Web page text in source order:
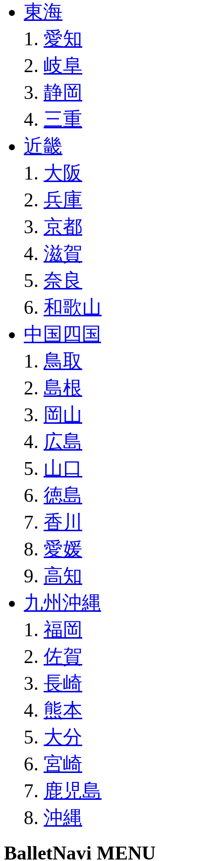
東海
愛知
岐阜
静岡
三重
近畿
大阪
兵庫
京都
滋賀
奈良
和歌山
中国四国
鳥取
島根
岡山
広島
山口
徳島
香川
愛媛
高知
九州沖縄
福岡
佐賀
長崎
熊本
大分
宮崎
鹿児島
沖縄
BalletNavi MENU